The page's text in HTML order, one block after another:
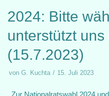
2024: Bitte
unterstützt uns
(15.7.2023)
von G. Kuchta 15. Juli 2023
Zur Nationalratswahl 2024